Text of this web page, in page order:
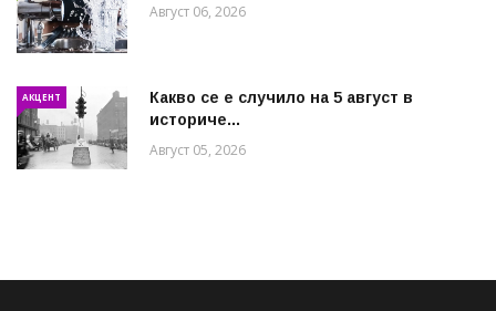
Август 06, 2026
АКЦЕНТ
Какво се е случило на 5 август в
историче...
Август 05, 2026